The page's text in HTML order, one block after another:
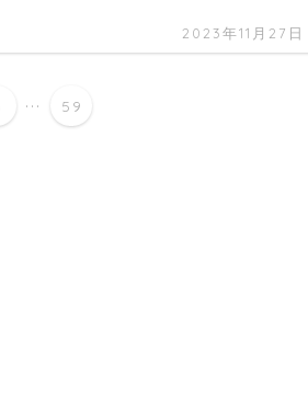
2023年11月27日
... 59